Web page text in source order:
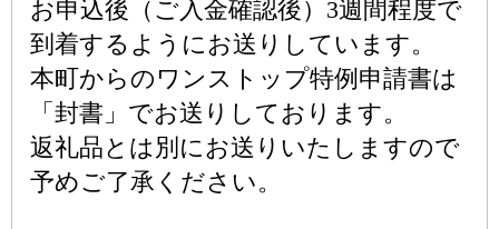
お申込後（ご入金確認後）3週間程度で
到着するようにお送りしています。
本町からのワンストップ特例申請書は
「封書」でお送りしております。
返礼品とは別にお送りいたしますので
予めご了承ください。